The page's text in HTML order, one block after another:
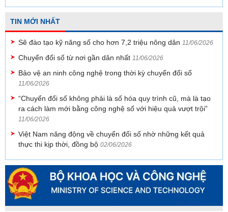
TIN MỚI NHẤT
Sẽ đào tạo kỹ năng số cho hơn 7,2 triệu nông dân 11/06/2026
Chuyển đổi số từ nơi gần dân nhất 11/06/2026
Bảo vệ an ninh công nghệ trong thời kỳ chuyển đổi số
11/06/2026
“Chuyển đổi số không phải là số hóa quy trình cũ, mà là tạo
ra cách làm mới bằng công nghệ số với hiệu quả vượt trội”
11/06/2026
Việt Nam năng động về chuyển đổi số nhờ những kết quả
thực thi kịp thời, đồng bộ 02/06/2026